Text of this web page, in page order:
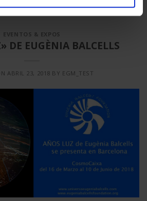
EVENTOS & EXPOS
DE EUGÈNIA BALCELLS
ABRIL 23, 2018 BY EGM_TEST